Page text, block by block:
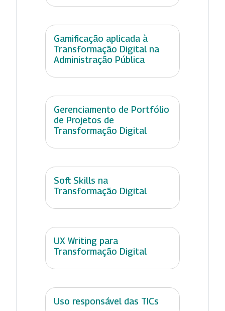
Gamificação aplicada à
Transformação Digital na
Administração Pública
Gerenciamento de Portfólio
de Projetos de
Transformação Digital
Soft Skills na
Transformação Digital
UX Writing para
Transformação Digital
Uso responsável das TICs